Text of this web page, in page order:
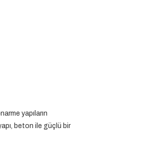
yapıların
beton ile güçlü bir